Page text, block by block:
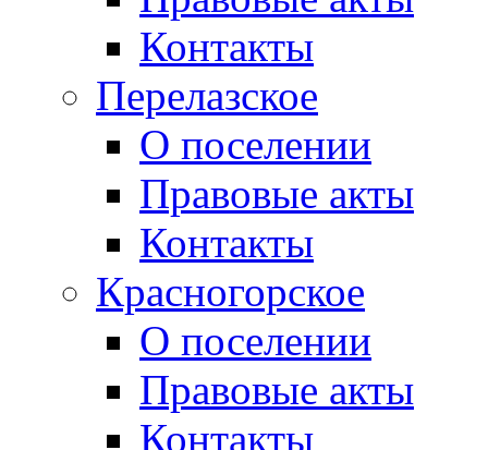
Контакты
Перелазское
О поселении
Правовые акты
Контакты
Красногорское
О поселении
Правовые акты
Контакты